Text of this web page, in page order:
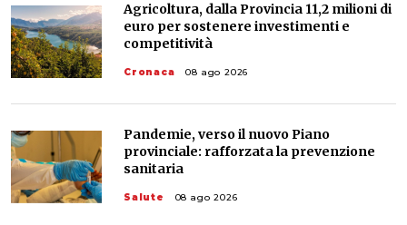
Agricoltura, dalla Provincia 11,2 milioni di
euro per sostenere investimenti e
competitività
Cronaca 08 ago 2026
Pandemie, verso il nuovo Piano
provinciale: rafforzata la prevenzione
sanitaria
Salute 08 ago 2026